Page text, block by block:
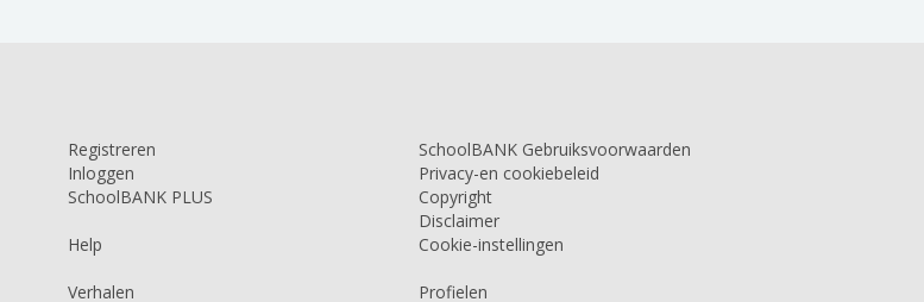
Registreren
Inloggen
SchoolBANK PLUS
Help
Verhalen
SchoolBANK Gebruiksvoorwaarden
Privacy-en cookiebeleid
Copyright
Disclaimer
Cookie-instellingen
Profielen